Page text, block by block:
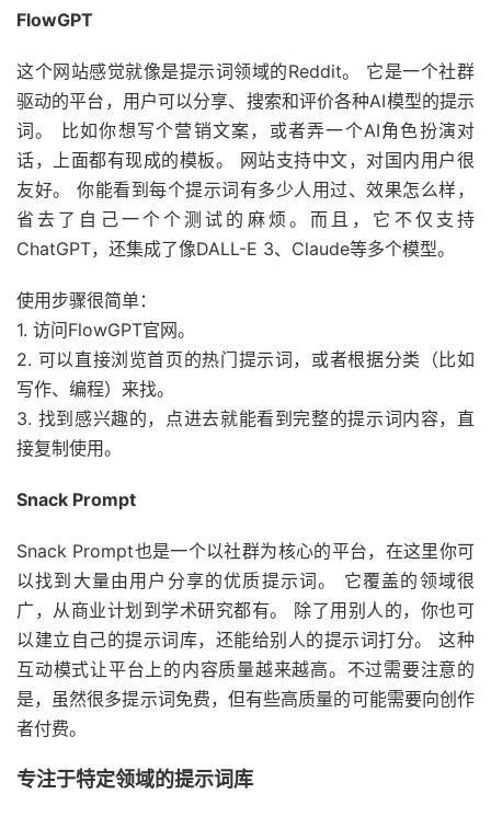
FlowGPT
这个网站感觉就像是提示词领域的Reddit。 它是一个社群
驱动的平台，用户可以分享、搜索和评价各种AI模型的提示
词。 比如你想写个营销文案，或者弄一个AI角色扮演对
话，上面都有现成的模板。 网站支持中文，对国内用户很
友好。 你能看到每个提示词有多少人用过、效果怎么样，
省去了自己一个个测试的麻烦。而且，它不仅支持
ChatGPT，还集成了像DALL-E 3、Claude等多个模型。
使用步骤很简单：
1. 访问FlowGPT官网。
2. 可以直接浏览首页的热门提示词，或者根据分类（比如
写作、编程）来找。
3. 找到感兴趣的，点进去就能看到完整的提示词内容，直
接复制使用。
Snack Prompt
Snack Prompt也是一个以社群为核心的平台，在这里你可
以找到大量由用户分享的优质提示词。 它覆盖的领域很
广，从商业计划到学术研究都有。 除了用别人的，你也可
以建立自己的提示词库，还能给别人的提示词打分。 这种
互动模式让平台上的内容质量越来越高。不过需要注意的
是，虽然很多提示词免费，但有些高质量的可能需要向创作
者付费。
专注于特定领域的提示词库